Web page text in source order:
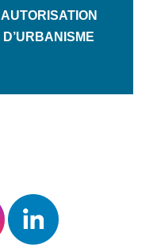
AUTORISATION
D’URBANISME